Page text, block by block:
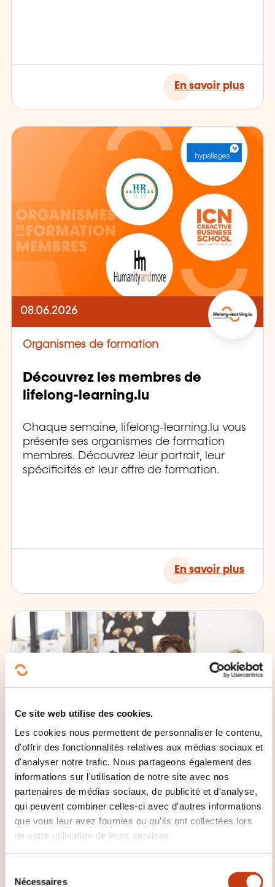
Ce site web utilise des cookies.
Les cookies nous permettent de personnaliser le contenu,
d'offrir des fonctionnalités relatives aux médias sociaux et
d'analyser notre trafic. Nous partageons également des
informations sur l'utilisation de notre site avec nos
partenaires de médias sociaux, de publicité et d'analyse,
qui peuvent combiner celles-ci avec d'autres informations
que vous leur avez fournies ou qu'ils ont collectées lors
de votre utilisation de leurs services.
Nécessaires
En savoir plus
08.06.2026
Organismes de formation
Découvrez les membres de
lifelong-learning.lu
Chaque semaine, lifelong-learning.lu vous
présente ses organismes de formation
membres. Découvrez leur portrait, leur
spécificités et leur offre de formation.
En savoir plus
08.06.2026
les enseignants de l’éducation